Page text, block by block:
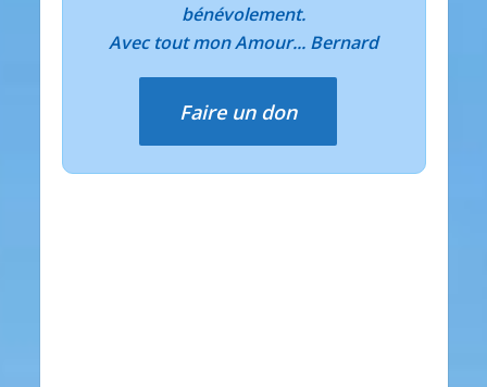
bénévolement.
Avec tout mon Amour... Bernard
Faire un don